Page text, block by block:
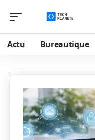
Actu Bureautique